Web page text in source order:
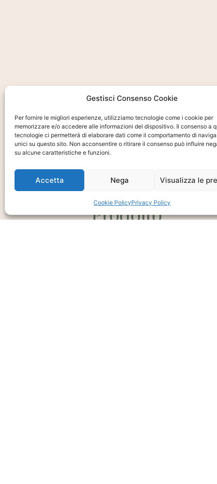
Gestisci Consenso Cookie
Per fornire le migliori esperienze, utilizziamo tecnologie come i cookie per
memorizzare e/o accedere alle informazioni del dispositivo. Il consenso a
tecnologie ci permetterà di elaborare dati come il comportamento di
unici su questo sito. Non acconsentire o ritirare il consenso può influire
su alcune caratteristiche e funzioni.
Accetta Nega Visualizza le
Cookie PolicyPrivacy Policy
Ti interessa?
Chiedi
E Disponibilità
Prodotto